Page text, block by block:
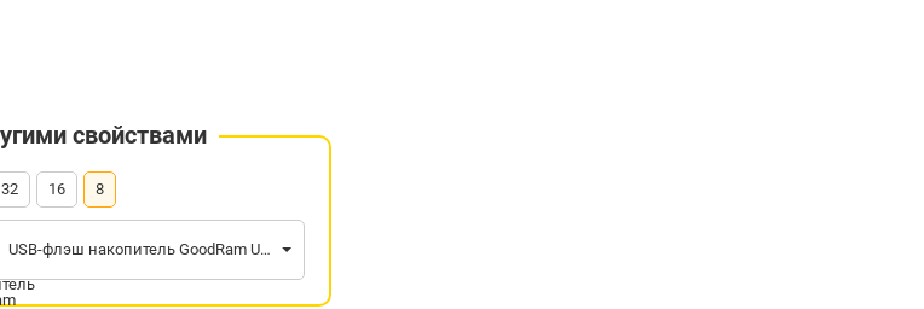
свойствами
32 16 8
USB-флэш накопитель GoodRam UCL3 8GB (UCL3-0080K0R11)